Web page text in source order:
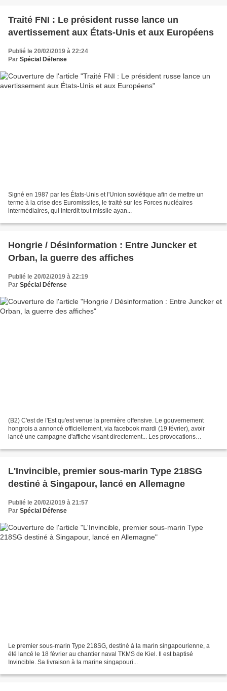
Traité FNI : Le président russe lance un
avertissement aux États-Unis et aux Européens
Publié le 20/02/2019 à 22:24
Par Spécial Défense
Signé en 1987 par les États-Unis et l'Union soviétique afin de mettre un
terme à la crise des Euromissiles, le traité sur les Forces nucléaires
intermédiaires, qui interdit tout missile ayan...
Hongrie / Désinformation : Entre Juncker et
Orban, la guerre des affiches
Publié le 20/02/2019 à 22:19
Par Spécial Défense
(B2) C'est de l'Est qu'est venue la première offensive. Le gouvernement
hongrois a annoncé officiellement, via facebook mardi (19 février), avoir
lancé une campagne d'affiche visant directement... Les provocations
L'Invincible, premier sous-marin Type 218SG
destiné à Singapour, lancé en Allemagne
Publié le 20/02/2019 à 21:57
Par Spécial Défense
Le premier sous-marin Type 218SG, destiné à la marin singapourienne, a
été lancé le 18 février au chantier naval TKMS de Kiel. Il est baptisé
Invincible. Sa livraison à la marine singapouri...